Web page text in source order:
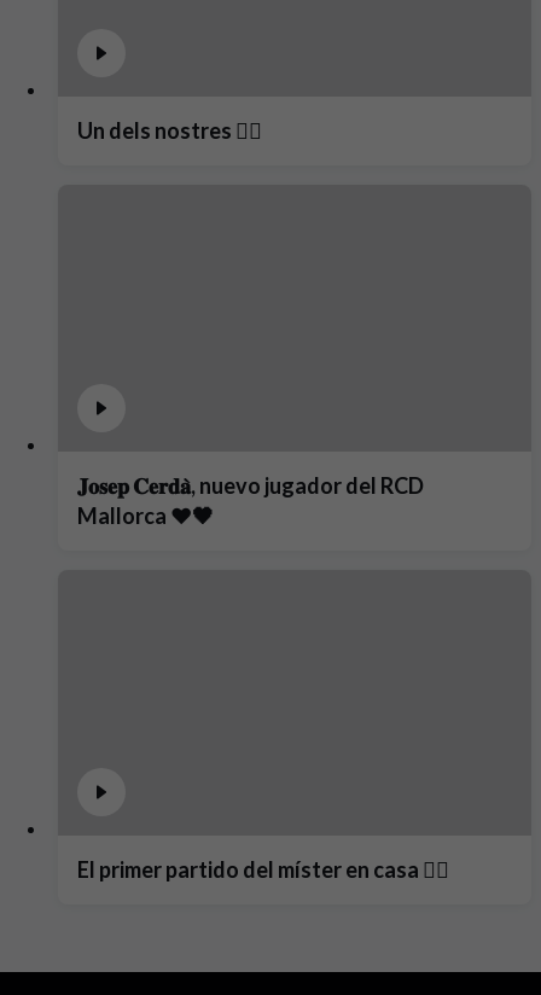
Un dels nostres ❤️‍🔥
𝐉𝐨𝐬𝐞𝐩 𝐂𝐞𝐫𝐝𝐚̀, nuevo jugador del RCD
Mallorca ❤️🖤
El primer partido del míster en casa ❤️‍🔥